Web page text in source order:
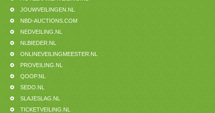
JOUWVEILINGEN.NL
NBD-AUCTIONS.COM
NEDVEILING.NL
NLBIEDER.NL
ONLINEVEILINGMEESTER.NL
PROVEILING.NL
QOOP.NL
SEDO.NL
SLAJESLAG.NL
TICKETVEILING.NL